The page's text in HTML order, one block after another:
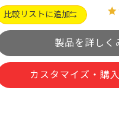
比較リストに追加
製品を詳しく
カスタマイズ・購